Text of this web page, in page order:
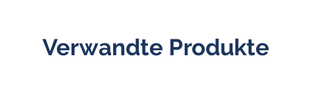
Verwandte Produkte